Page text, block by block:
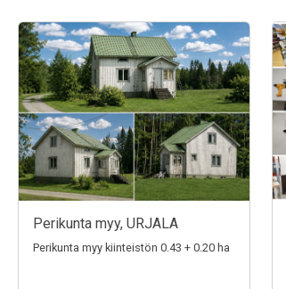
Perikunta myy, URJALA
Perikunta myy kiinteistön 0.43 + 0.20 ha